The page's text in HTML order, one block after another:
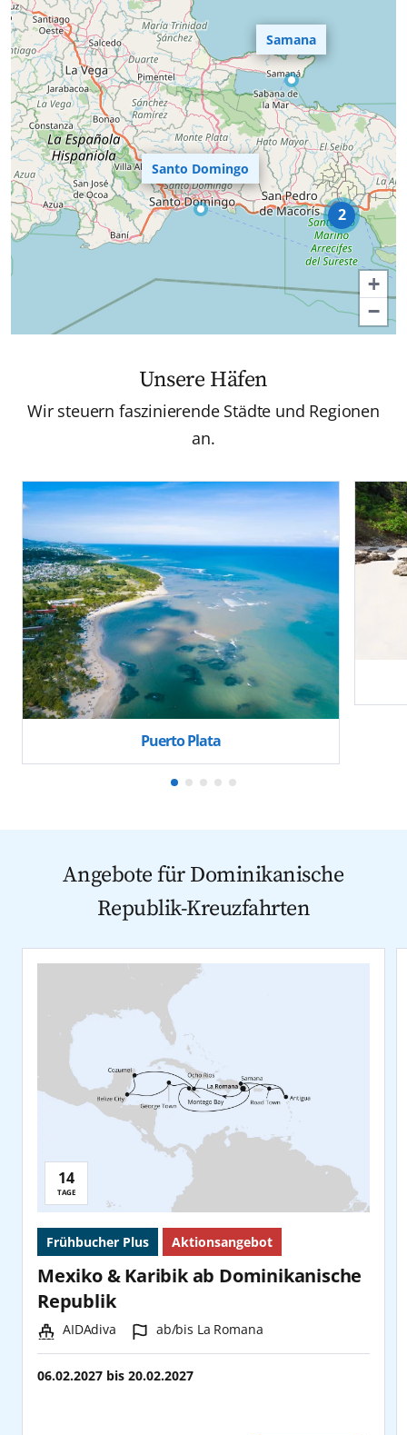
2
Samana
Santo Domingo
+
−
Unsere Häfen
Wir steuern faszinierende Städte und Regionen
an.
Puerto Plata
Angebote für Dominikanische
Republik-Kreuzfahrten
Reisedauer:
14
TAGE
Frühbucher Plus Aktionsangebot
Mexiko & Karibik ab Dominikanische
Republik
Schiff:
AIDAdiva Hafen:
ab/bis La Romana
06.02.2027 bis 20.02.2027